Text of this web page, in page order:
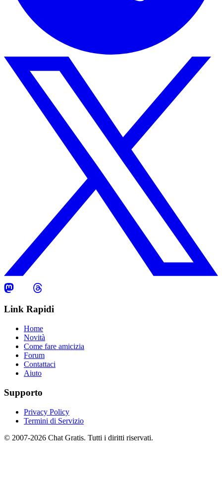
Link Rapidi
Home
Novità
Come fare amicizia
Forum
Contattaci
Aiuto
Supporto
Privacy Policy
Termini di Servizio
© 2007-2026 Chat Gratis. Tutti i diritti riservati.